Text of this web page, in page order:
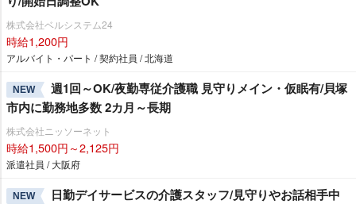
株式会社ベルシステム24
時給1,200円
アルバイト・パート / 契約社員 / 北海道
NEW
週1回～OK/夜勤専従介護職 見守りメイン・仮眠有/貝塚
市内に勤務地多数 2カ月～長期
株式会社ニッソーネット
時給1,500円～2,125円
派遣社員 / 大阪府
NEW
日勤デイサービスの介護スタッフ/見守りやお話相手中